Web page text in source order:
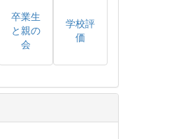
卒業生
と親の
会
学校評
価